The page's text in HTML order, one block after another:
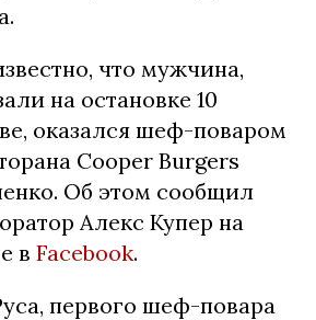
что мужчина,
на остановке 10
оказался шеф-поваром
Cooper Burgers
Об этом сообщил
Алекс Купер на
в Facebook.
первого шеф-повара